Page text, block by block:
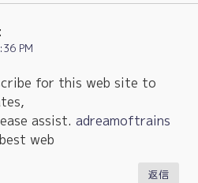
PM
for this web site to
assist. adreamoftrains
best web
返信